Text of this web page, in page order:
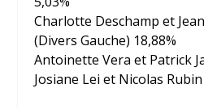
Charlotte Deschamp et
(Divers Gauche) 18,88%
Antoinette Vera et Patrick
Josiane Lei et Nicolas Rubin